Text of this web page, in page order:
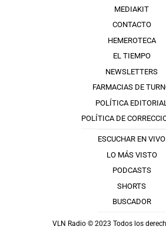
MEDIAKIT
CONTACTO
HEMEROTECA
EL TIEMPO
NEWSLETTERS
FARMACIAS DE
POLÍTICA EDITORIAL
POLÍTICA DE
ESCUCHAR EN VIVO
LO MÁS VISTO
PODCASTS
SHORTS
BUSCADOR
VLN Radio © 2023 Todos los